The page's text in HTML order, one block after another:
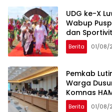
UDG ke-X
Wabup
dan
Berita 01/08/
Pemkab
Warga
Komnas
Berita 01/08/